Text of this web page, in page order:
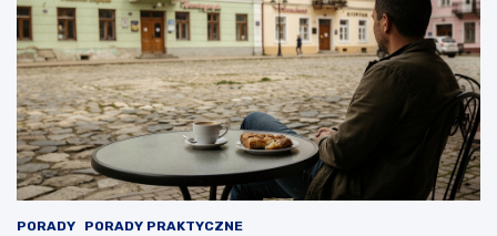
e
r
ę
k
i
PORADY PORADY PRAKTYCZNE